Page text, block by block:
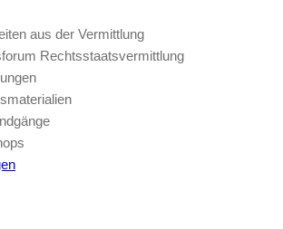
aus der Vermittlung
Rechtsstaatsvermittlung